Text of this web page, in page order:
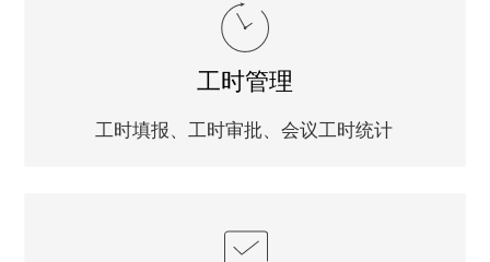
工时管理
工时填报、工时审批、会议工时统计